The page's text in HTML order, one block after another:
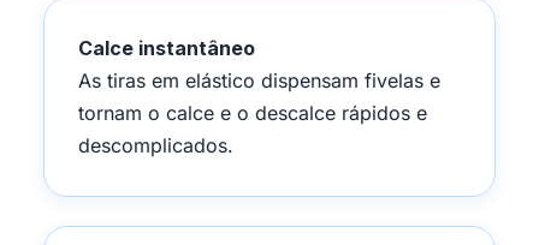
Calce instantâneo
As tiras em elástico dispensam fivelas e
tornam o calce e o descalce rápidos e
descomplicados.